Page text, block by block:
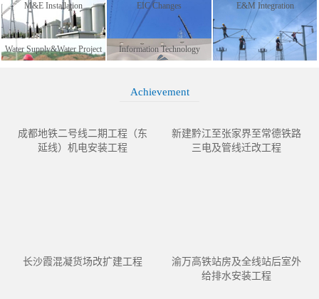
M&E Installation EIC Changes E&M Integration
Water Supply&Water Project Information Technology
Achievement
成都地铁二号线二期工程（东
延线）机电安装工程
新建黔江至张家界至常德铁路
三电及管线迁改工程
长沙霞混凝货场改扩建工程
渝万高铁站房及全线站后室外
给排水安装工程